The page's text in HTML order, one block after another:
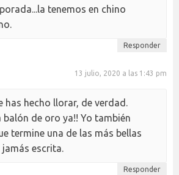
tenemos en chino
Responder
13 julio, 2020 a las 1:43 pm
has hecho llorar, de verdad.
balón de oro ya!! Yo también
termine una de las más bellas
escrita.
Responder